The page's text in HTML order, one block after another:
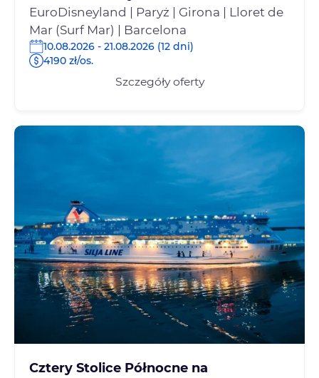
EuroDisneyland | Paryż | Girona | Lloret de
Mar (Surf Mar) | Barcelona
10.08.2026 - 21.08.2026 (12 dni)
4190 zł/os.
Szczegóły oferty
Cztery Stolice Północne na